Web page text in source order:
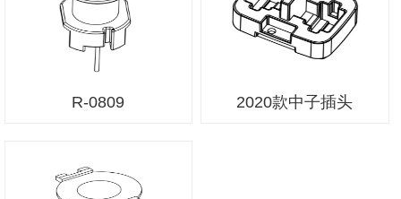
R-0809 2020款中子插头